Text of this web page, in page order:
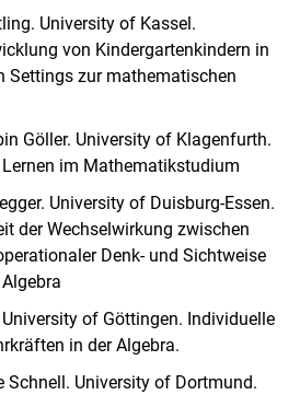
University of Kassel.
von Kindergartenkindern in
Settings zur mathematischen
Göller. University of Klagenfurth.
im Mathematikstudium
University of Duisburg-Essen.
der Wechselwirkung zwischen
Denk- und Sichtweise
of Göttingen. Individuelle
in der Algebra.
Schnell. University of Dortmund.